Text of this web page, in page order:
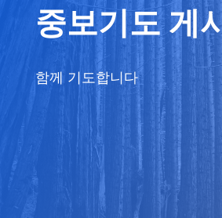
중보기도 게
함께 기도합니다